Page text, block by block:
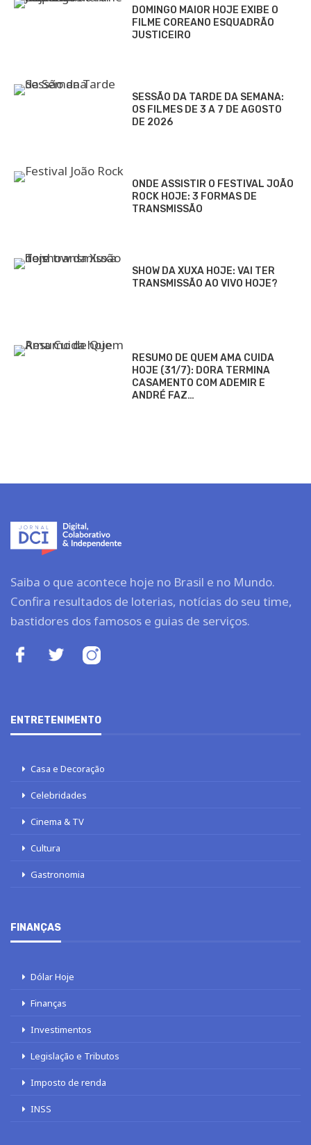
DOMINGO MAIOR HOJE EXIBE O
FILME COREANO ESQUADRÃO
JUSTICEIRO
SESSÃO DA TARDE DA SEMANA:
OS FILMES DE 3 A 7 DE AGOSTO
DE 2026
ONDE ASSISTIR O FESTIVAL JOÃO
ROCK HOJE: 3 FORMAS DE
TRANSMISSÃO
SHOW DA XUXA HOJE: VAI TER
TRANSMISSÃO AO VIVO HOJE?
RESUMO DE QUEM AMA CUIDA
HOJE (31/7): DORA TERMINA
CASAMENTO COM ADEMIR E
ANDRÉ FAZ…
Saiba o que acontece hoje no Brasil e no Mundo.
Confira resultados de loterias, notícias do seu time,
bastidores dos famosos e guias de serviços.
ENTRETENIMENTO
Casa e Decoração
Celebridades
Cinema & TV
Cultura
Gastronomia
FINANÇAS
Dólar Hoje
Finanças
Investimentos
Legislação e Tributos
Imposto de renda
INSS